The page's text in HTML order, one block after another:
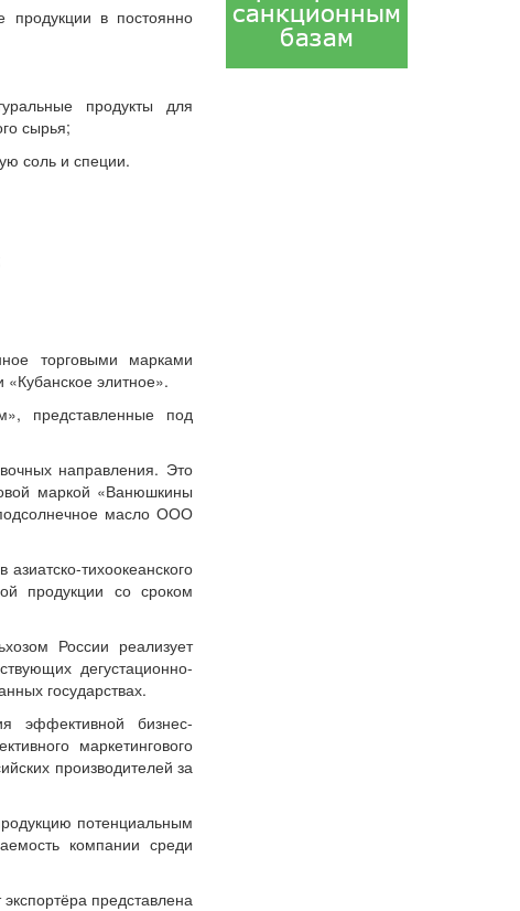
в постоянно
продукты для
сырья;
соль и специи.
торговыми марками
элитное».
представленные под
направления. Это
маркой «Ванюшкины
масло ООО
тихоокеанского
продукции со сроком
России реализует
дегустационно-
государствах.
эффективной бизнес-
маркетингового
производителей за
потенциальным
компании среди
представлена